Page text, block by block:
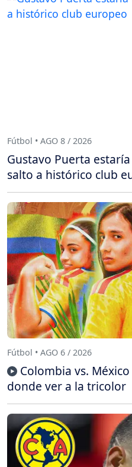
Fútbol • AGO 8 / 2026
Gustavo Puerta
salto a histórico club
Fútbol • AGO 6 / 2026
Colombia vs.
donde ver a la tricolor